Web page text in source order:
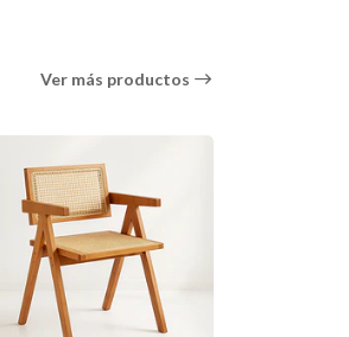
Ver más productos